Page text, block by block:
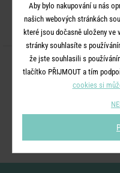
REFLECT
Váza 30 cm - stříbrná
Aby bylo nakupování u nás
našich webových stránkách
které jsou dočasně uloženy
stránky souhlasíte s
že jste souhlasili s
tlačítko PŘIJMOUT a tím
cookies si